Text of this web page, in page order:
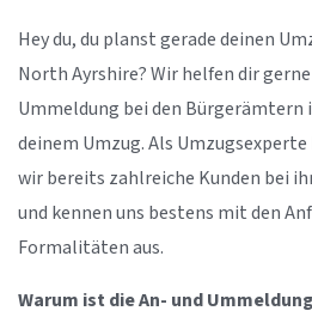
Hey du, du planst gerade deinen
North Ayrshire? Wir helfen dir
Ummeldung bei den Bürgerämtern
deinem Umzug. Als
wir bereits zahlreiche Kunden bei
und kennen uns bestens mit den
Formalitäten aus.
Warum ist die An- und